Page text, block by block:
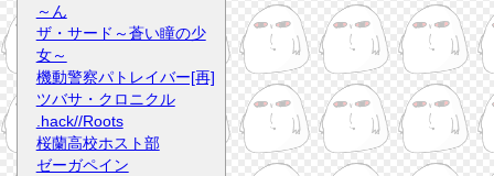
～ん
ザ・サード～蒼い瞳の少
女～
機動警察パトレイバー[再]
ツバサ・クロニクル
.hack//Roots
桜蘭高校ホスト部
ゼーガペイン